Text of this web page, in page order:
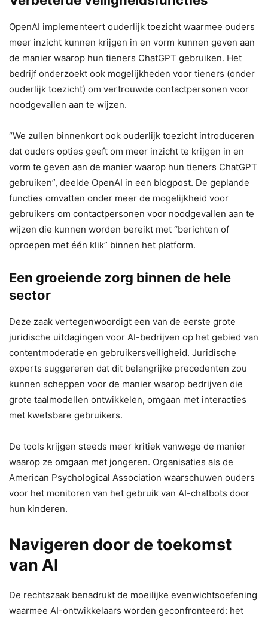
OpenAI implementeert ouderlijk toezicht waarmee ouders
meer inzicht kunnen krijgen in en vorm kunnen geven aan
de manier waarop hun tieners ChatGPT gebruiken. Het
bedrijf onderzoekt ook mogelijkheden voor tieners (onder
ouderlijk toezicht) om vertrouwde contactpersonen voor
noodgevallen aan te wijzen.
“We zullen binnenkort ook ouderlijk toezicht introduceren
dat ouders opties geeft om meer inzicht te krijgen in en
vorm te geven aan de manier waarop hun tieners ChatGPT
gebruiken”, deelde OpenAI in een blogpost. De geplande
functies omvatten onder meer de mogelijkheid voor
gebruikers om contactpersonen voor noodgevallen aan te
wijzen die kunnen worden bereikt met “berichten of
oproepen met één klik” binnen het platform.
Een groeiende zorg binnen de hele
sector
Deze zaak vertegenwoordigt een van de eerste grote
juridische uitdagingen voor AI-bedrijven op het gebied van
contentmoderatie en gebruikersveiligheid. Juridische
experts suggereren dat dit belangrijke precedenten zou
kunnen scheppen voor de manier waarop bedrijven die
grote taalmodellen ontwikkelen, omgaan met interacties
met kwetsbare gebruikers.
De tools krijgen steeds meer kritiek vanwege de manier
waarop ze omgaan met jongeren. Organisaties als de
American Psychological Association waarschuwen ouders
voor het monitoren van het gebruik van AI-chatbots door
hun kinderen.
Navigeren door de toekomst
van AI
De rechtszaak benadrukt de moeilijke evenwichtsoefening
waarmee AI-ontwikkelaars worden geconfronteerd: het